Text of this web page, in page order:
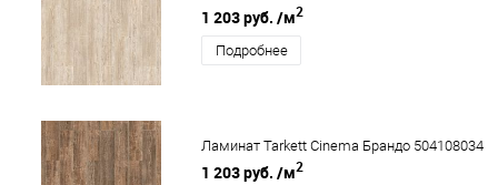
1 203 руб. /м2
Подробнее
Ламинат Tarkett Cinema Брандо 504108034
1 203 руб. /м2